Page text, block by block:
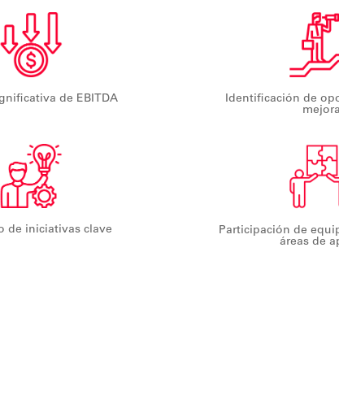
de EBITDA
Identificación de
mejora
de iniciativas clave
Participación de
áreas de